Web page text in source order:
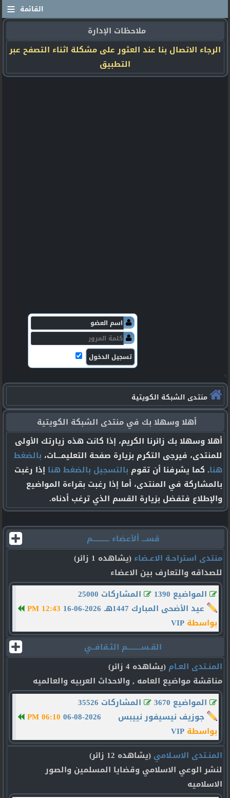
≡ القائمة
ملاحظات الإدارة
الرجاء الاتصال بنا عند العثور على مشكلة اثناء التصفح عبر
التطبيق
منتدى الشبكة الكويتية
أهلا وسهلا بك في منتدى الشبكة الكويتية
أهلا وسهلا بك زائرنا الكريم، إذا كانت هذه زيارتك الأولى
للمنتدى، فيرجى التكرم بزيارة صفحة التعليمـــات، بالضغط
هنا. كما يشرفنا أن تقوم بالتسجيل بالضغط هنا إذا رغبت
بالمشاركة في المنتدى، أما إذا رغبت بقراءة المواضيع
والإطلاع فتفضل بزيارة القسم الذي ترغب أدناه.
قســـ ألأعضاء ـــــــــــم
منتدى استراحـة الاعـضاء (يشاهده 1 زائر)
للصداقه والتعارف بين الاعضاء
المواضيع 1390
المشاركات 25000
16-06-2026
12:43 PM
عيد الأضحى المبارك 1447هـ
بواسطةVIP
القـســـــــــم الثـقافــي
المنـتدى العـام (يشاهده 4 زائر)
مناقشة مواضيع العامه , والاحداث العربيه والعالميه
المواضيع 3670
المشاركات 35526
06-08-2026
06:10 PM
جوزيف نيسيفور نييبس
بواسطةVIP
المنـتدى الاسـلامي (يشاهده 12 زائر)
لنشر الوعي الاسلامي وقضايا المسلمين والصور
الاسلاميه